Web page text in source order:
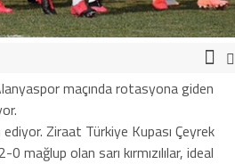
maçında rotasyona giden
ediyor. Ziraat Türkiye Kupası Çeyrek
olan sarı kırmızılılar, ideal